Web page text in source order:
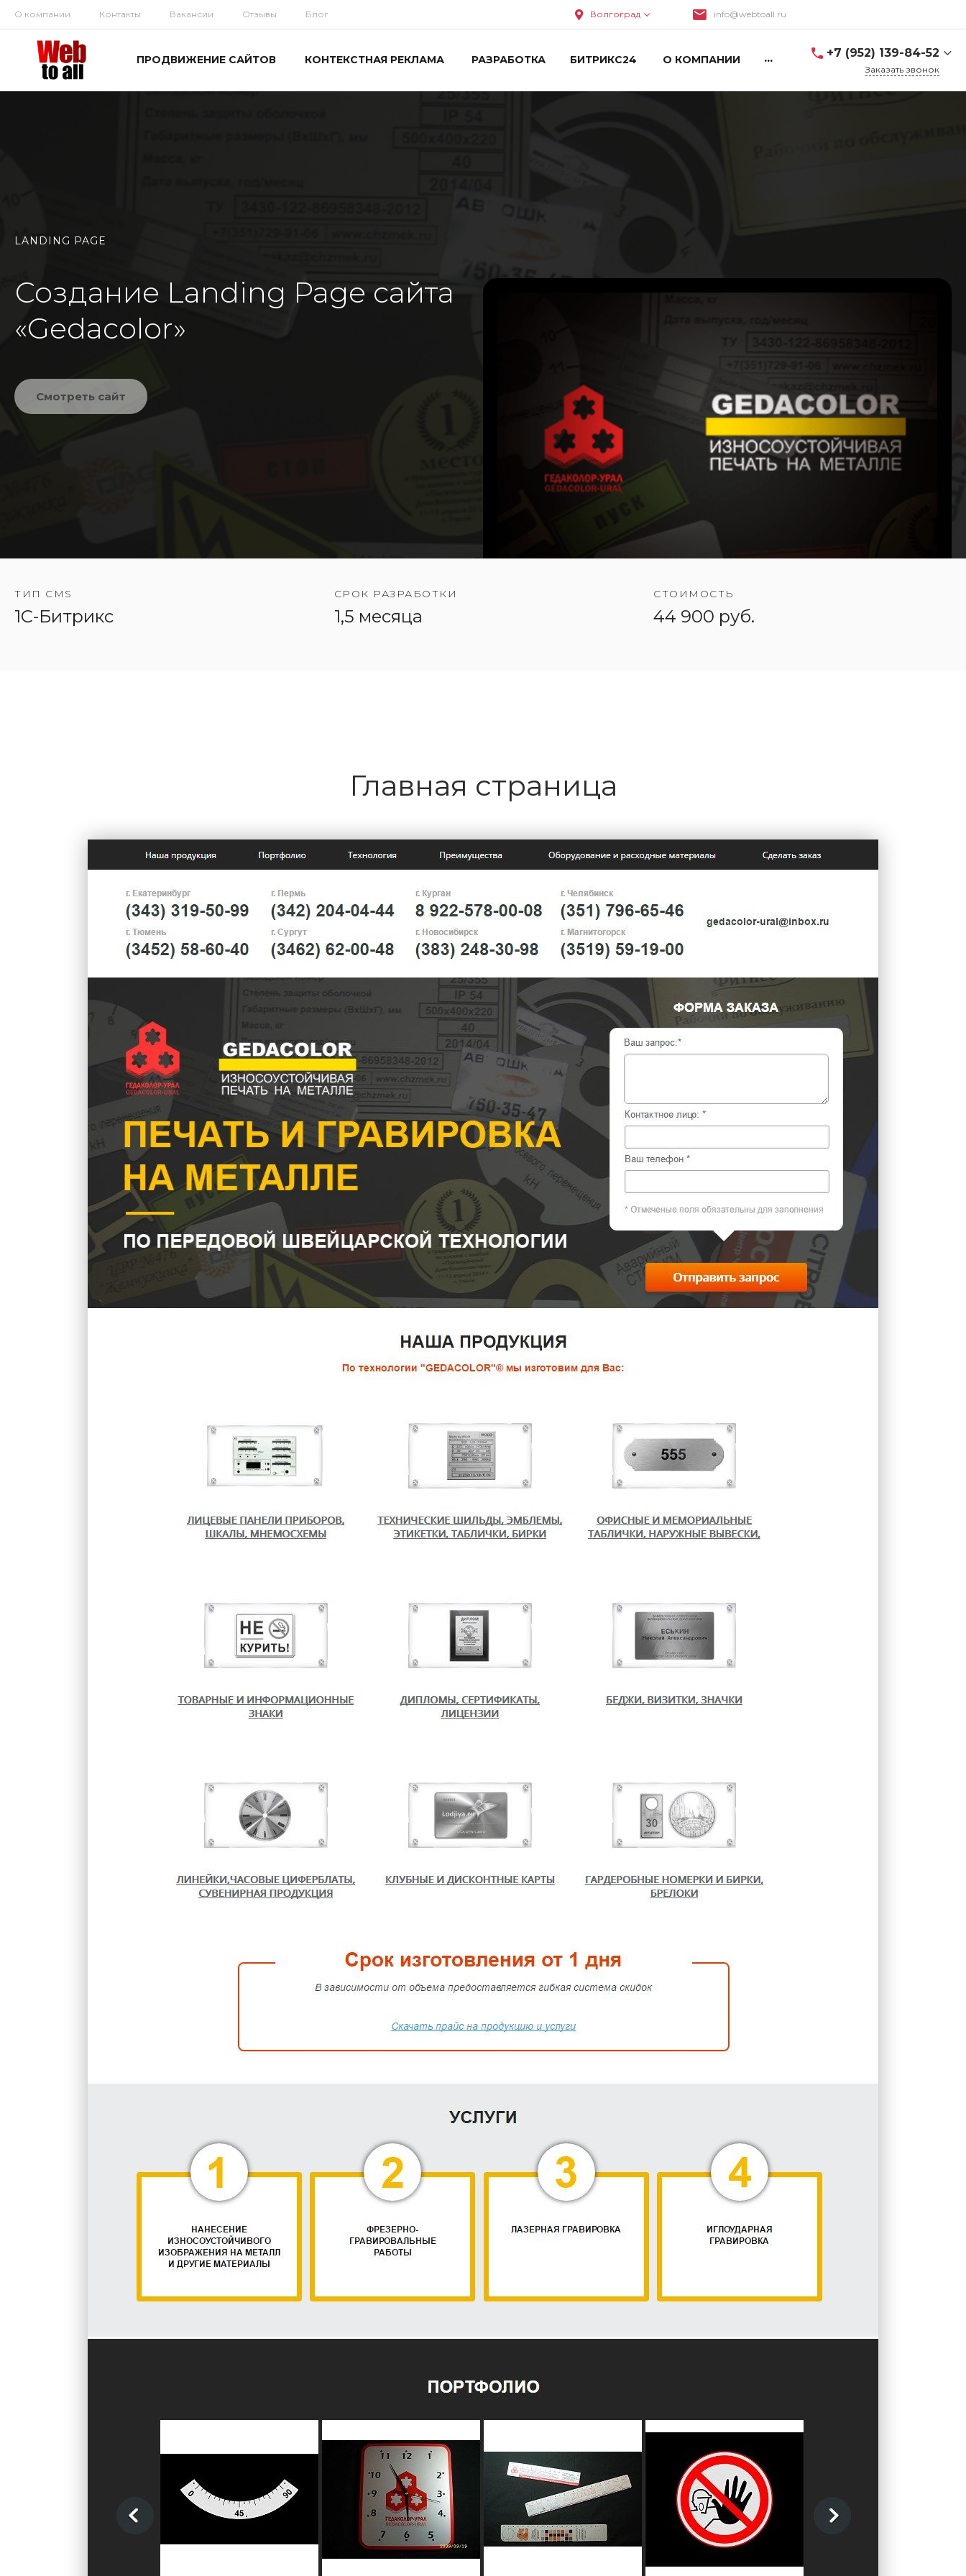
О компании Контакты Вакансии Отзывы Блог Волгоград info@webtoall.ru
ПРОДВИЖЕНИЕ САЙТОВ КОНТЕКСТНАЯ РЕКЛАМА РАЗРАБОТКА БИТРИКС24 О КОМПАНИИ ... +7 (952) 139-84-52
Заказать звонок
LANDING PAGE
Создание Landing Page сайта
«Gedacolor»
Смотреть сайт
ТИП CMS
1C-Битрикс
СРОК РАЗРАБОТКИ
1,5 месяца
СТОИМОСТЬ
44 900 руб.
Главная страница